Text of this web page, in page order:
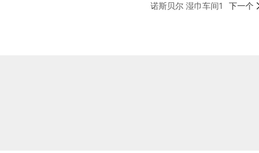
诺斯贝尔 湿巾车间1 下一个